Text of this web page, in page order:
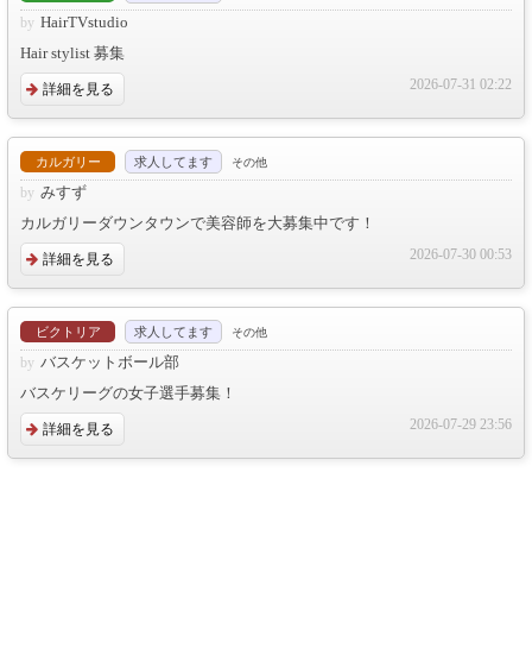
HairTVstudio
Hair stylist 募集
詳細を見る 2026-07-31 02:22
カルガリー 求人してます その他
みすず
カルガリーダウンタウンで美容師を大募集中です！
詳細を見る 2026-07-30 00:53
ビクトリア 求人してます その他
バスケットボール部
バスケリーグの女子選手募集！
詳細を見る 2026-07-29 23:56